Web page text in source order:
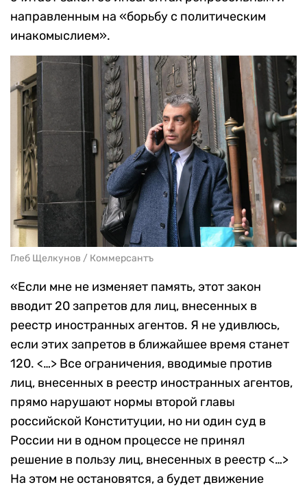
направленным на «борьбу с политическим
инакомыслием».
Глеб Щелкунов / Коммерсантъ
«Если мне не изменяет память, этот закон
вводит 20 запретов для лиц, внесенных в
реестр иностранных агентов. Я не удивлюсь,
если этих запретов в ближайшее время станет
120. <…> Все ограничения, вводимые против
лиц, внесенных в реестр иностранных агентов,
прямо нарушают нормы второй главы
российской Конституции, но ни один суд в
России ни в одном процессе не принял
решение в пользу лиц, внесенных в реестр <…>
На этом не остановятся, а будет движение